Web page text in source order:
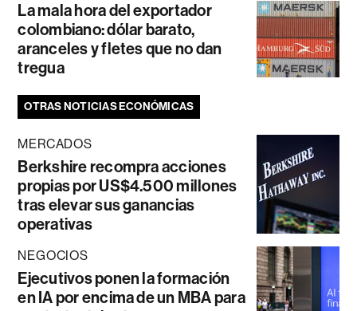
La mala hora del exportador
colombiano: dólar barato,
aranceles y fletes que no dan
tregua
OTRAS NOTICIAS ECONÓMICAS
MERCADOS
Berkshire recompra acciones
propias por US$4.500 millones
tras elevar sus ganancias
operativas
NEGOCIOS
Ejecutivos ponen la formación
en IA por encima de un MBA para